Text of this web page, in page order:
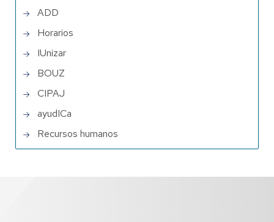
ADD
Horarios
IUnizar
BOUZ
CIPAJ
ayudICa
Recursos humanos